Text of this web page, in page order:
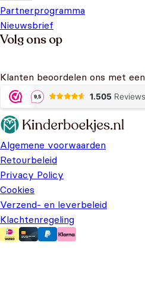
Partnerprogramma
Nieuwsbrief
Volg ons op
Klanten beoordelen ons met een
Algemene voorwaarden
Retourbeleid
Privacy Policy
Cookies
Verzend- en leverbeleid
Klachtenregeling